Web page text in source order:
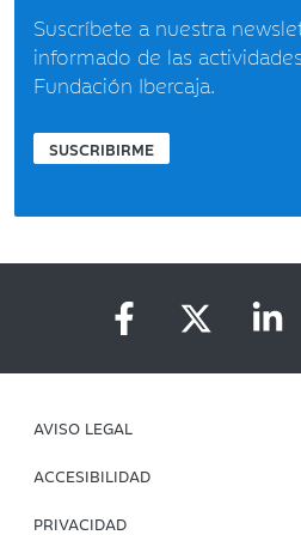
Suscríbete a nuestra
informado de las
Fundación Ibercaja.
SUSCRIBIRME
AVISO LEGAL
ACCESIBILIDAD
PRIVACIDAD